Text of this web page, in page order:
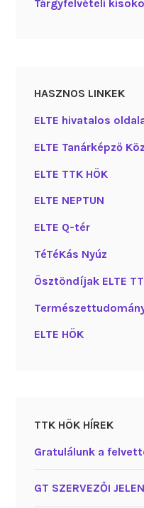
Tárgyfelvételi
HASZNOS LINKEK
ELTE hivatalos
ELTE Tanárképző
ELTE TTK HÖK
ELTE NEPTUN
ELTE Q-tér
TéTéKás Nyúz
Ösztöndíjak ELTE
ELTE HÖK
TTK HÖK HÍREK
Gratulálunk a
GT SZERVEZŐI